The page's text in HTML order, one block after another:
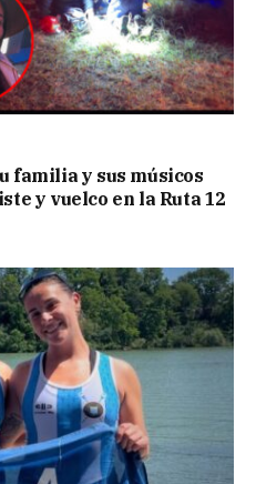
familia y sus músicos
y vuelco en la Ruta 12